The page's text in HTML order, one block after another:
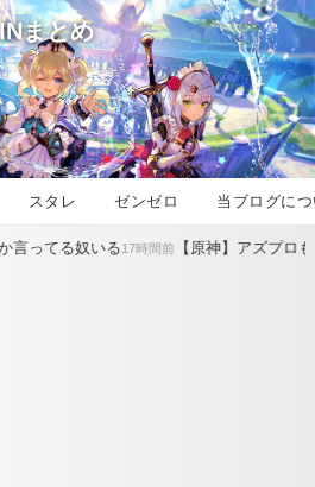
まとめ
スタレ ゼンゼロ 当ブログに
る17時間前【原神】アズプロもただの美少